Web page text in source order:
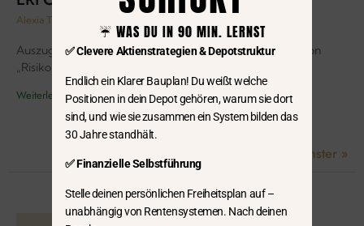
Alexia Tsouri
Auszug aus meinem Newsletter – Was ist beim Spielen von
„Risiko“ mit meiner Familie über Erfolg gelernt habe
Weiterlesen »
Nächster »
☔️ WAS DU IN 90 MIN. LERNST
✅ Clevere Aktienstrategien & Depotstruktur
Endlich ein Klarer Bauplan! Du weißt welche
Positionen in dein Depot gehören, warum sie dort
sind, und wie sie zusammen ein System bilden das
30 Jahre standhält.
✅ Finanzielle Selbstführung
Stelle deinen persönlichen Freiheitsplan auf –
unabhängig von Rentensystemen. Nach deinen